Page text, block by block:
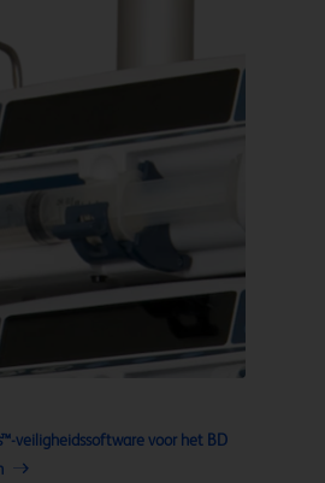
veiligheidssoftware voor het BD